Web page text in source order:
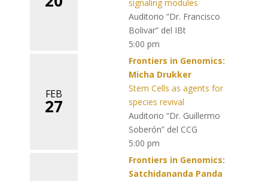
signaling modules
Auditorio “Dr. Francisco
Bolivar” del IBt
5:00 pm
FEB
27
Frontiers in Genomics:
Micha Drukker
Stem Cells as agents for
species revival
Auditorio “Dr. Guillermo
Soberón” del CCG
5:00 pm
Frontiers in Genomics:
Satchidananda Panda